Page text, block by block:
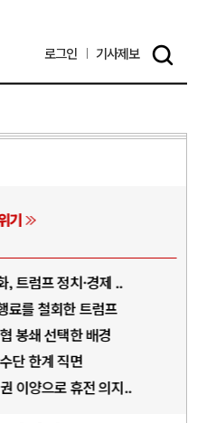
로그인 기사제보
기
, 트럼프 정치·경제 ..
료를 철회한 트럼프
봉쇄 선택한 배경
단 한계 직면
이양으로 휴전 의지..